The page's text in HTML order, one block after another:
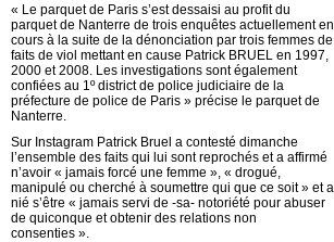
« Le parquet de Paris s’est dessaisi au profit du
parquet de Nanterre de trois enquêtes actuellement en
cours à la suite de la dénonciation par trois femmes de
faits de viol mettant en cause Patrick BRUEL en 1997,
2000 et 2008. Les investigations sont également
confiées au 1º district de police judiciaire de la
préfecture de police de Paris » précise le parquet de
Nanterre.
Sur Instagram Patrick Bruel a contesté dimanche
l’ensemble des faits qui lui sont reprochés et a affirmé
n’avoir « jamais forcé une femme », « drogué,
manipulé ou cherché à soumettre qui que ce soit » et a
nié s’être « jamais servi de -sa- notoriété pour abuser
de quiconque et obtenir des relations non
consenties ».